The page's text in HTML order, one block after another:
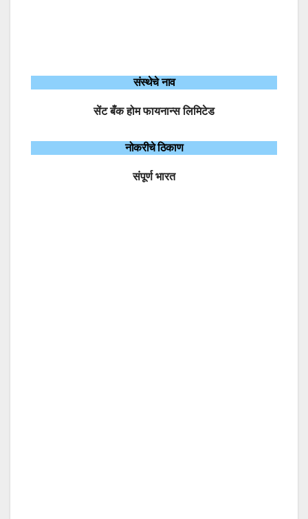
संस्थेचे नाव
सेंट बँक होम फायनान्स लिमिटेड
नोकरीचे ठिकाण
संपूर्ण भारत